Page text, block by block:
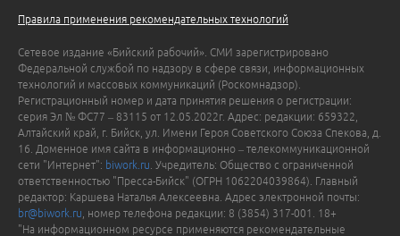
Правила применения рекомендательных технологий
Сетевое издание «Бийский рабочий». СМИ зарегистрировано
Федеральной службой по надзору в сфере связи, информационных
технологий и массовых коммуникаций (Роскомнадзор).
Регистрационный номер и дата принятия решения о регистрации:
серия Эл № ФС77 – 83115 от 12.05.2022г. Адрес: редакции: 659322,
Алтайский край, г. Бийск, ул. Имени Героя Советского Союза Спекова, д.
16. Доменное имя сайта в информационно – телекоммуникационной
сети "Интернет": biwork.ru . Учредитель: Общество с ограниченной
ответственностью "Пресса-Бийск" (ОГРН 1062204039864). Главный
редактор: Каршева Наталья Алексеевна. Адрес электронной почты:
br@biwork.ru , номер телефона редакции: 8 (3854) 317-001. 18+
"На информационном ресурсе применяются рекомендательные